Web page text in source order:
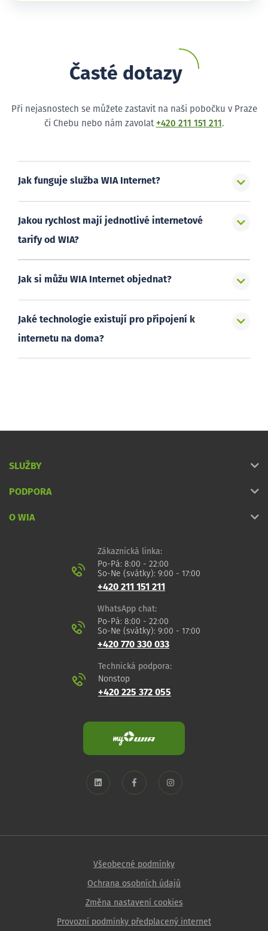
Časté dotazy
Při nejasnostech se můžete zastavit na naši pobočku v Praze
či Chebu nebo nám zavolat +420 211 151 211 .
Jak funguje služba WIA Internet?
Jakou rychlost mají jednotlivé internetové
tarify od WIA?
Jak si můžu WIA Internet objednat?
Jaké technologie existují pro připojení k
internetu na doma?
SLUŽBY
PODPORA
O WIA
Zákaznická linka:
Po-Pá: 8:00 - 22:00
So-Ne (svátky): 9:00 - 17:00
+420 211 151 211
WhatsApp chat:
Po-Pá: 8:00 - 22:00
So-Ne (svátky): 9:00 - 17:00
+420 770 330 033
Technická podpora:
Nonstop
+420 225 372 055
Všeobecné podmínky
Ochrana osobních údajů
Změna nastavení cookies
Provozní podmínky předplacený internet